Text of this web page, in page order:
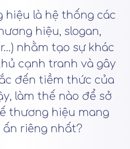
hiệu là hệ thống các
hiệu, slogan,
nhằm tạo sự khác
cạnh tranh và gây
đến tiềm thức của
làm thế nào để sở
thương hiệu mang
riêng nhất?